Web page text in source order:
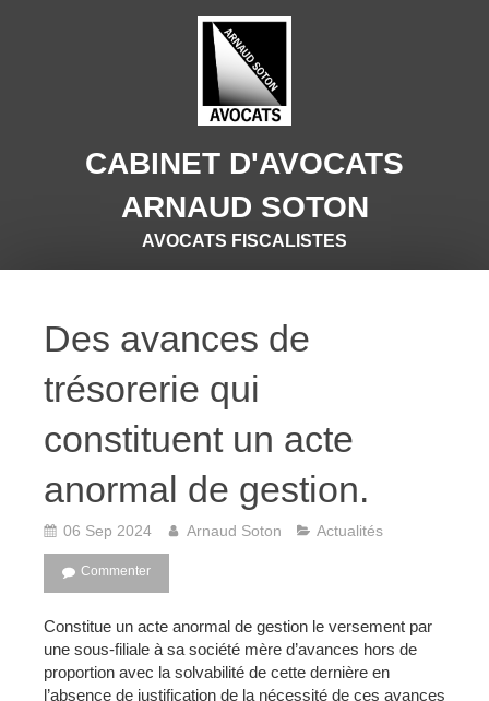
CABINET D'AVOCATS
ARNAUD SOTON
AVOCATS FISCALISTES
Des avances de
trésorerie qui
constituent un acte
anormal de gestion.
06 Sep 2024 Arnaud Soton Actualités
Commenter
Constitue un acte anormal de gestion le versement par
une sous-filiale à sa société mère d’avances hors de
proportion avec la solvabilité de cette dernière en
l’absence de justification de la nécessité de ces avances